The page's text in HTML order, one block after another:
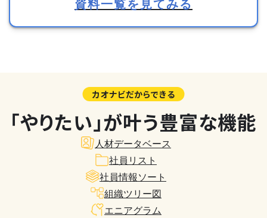
資料一覧を見てみる
カオナビだからできる
「やりたい」が叶う豊富な機能
人材データベース
社員リスト
社員情報ソート
組織ツリー図
エニアグラム